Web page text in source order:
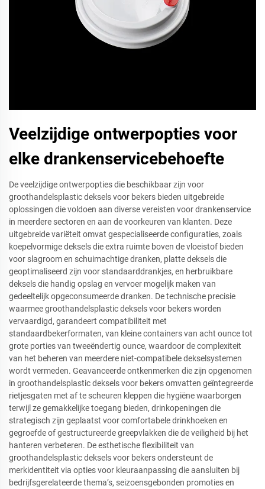
Veelzijdige ontwerpopties voor
elke drankenservicebehoefte
De veelzijdige ontwerpopties die beschikbaar zijn voor
groothandelsplastic deksels voor bekers bieden uitgebreide
oplossingen die voldoen aan diverse vereisten voor drankenservice
in meerdere sectoren en aan de voorkeuren van klanten. Deze
uitgebreide variëteit omvat gespecialiseerde configuraties, zoals
koepelvormige deksels die extra ruimte boven de vloeistof bieden
voor slagroom en schuimachtige dranken, platte deksels die
geoptimaliseerd zijn voor standaarddrankjes, en herbruikbare
deksels die handig opslag en vervoer mogelijk maken van
gedeeltelijk opgeconsumeerde dranken. De technische precisie
waarmee groothandelsplastic deksels voor bekers worden
vervaardigd, garandeert compatibiliteit met
standaardbekerformaten, van kleine containers van acht ounce tot
grote porties van tweeëndertig ounce, waardoor de complexiteit
van het beheren van meerdere niet-compatibele dekselsystemen
wordt vermeden. Geavanceerde ontkenmerken die zijn opgenomen
in groothandelsplastic deksels voor bekers omvatten geïntegreerde
rietjesgaten met af te scheuren kleppen die hygiëne waarborgen
terwijl ze gemakkelijke toegang bieden, drinkopeningen die
strategisch zijn geplaatst voor comfortabele drinkhoeken en
gegroefde of gestructureerde greepvlakken die de veiligheid bij het
hanteren verbeteren. De esthetische flexibiliteit van
groothandelsplastic deksels voor bekers ondersteunt de
merkidentiteit via opties voor kleuraanpassing die aansluiten bij
bedrijfsgerelateerde thema’s, seizoensgebonden promoties en